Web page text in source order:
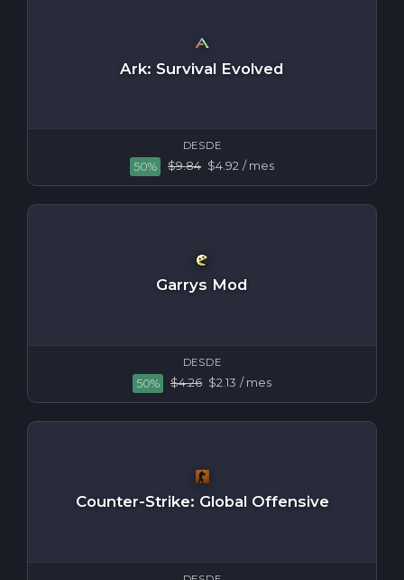
Ark: Survival Evolved
DESDE
50% $9.84 $4.92 / mes
Garrys Mod
DESDE
50% $4.26 $2.13 / mes
Counter-Strike: Global Offensive